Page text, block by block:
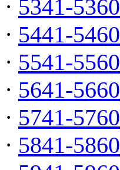
· 5341-5360
· 5441-5460
· 5541-5560
· 5641-5660
· 5741-5760
· 5841-5860